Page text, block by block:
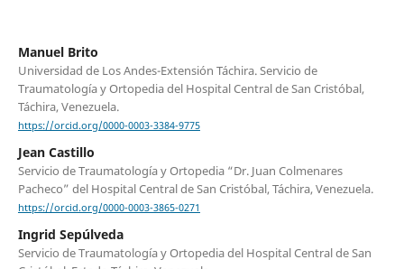
Manuel Brito
Universidad de Los Andes-Extensión Táchira. Servicio de
Traumatología y Ortopedia del Hospital Central de San Cristóbal,
Táchira, Venezuela.
https://orcid.org/0000-0003-3384-9775
Jean Castillo
Servicio de Traumatología y Ortopedia “Dr. Juan Colmenares
Pacheco” del Hospital Central de San Cristóbal, Táchira, Venezuela.
https://orcid.org/0000-0003-3865-0271
Ingrid Sepúlveda
Servicio de Traumatología y Ortopedia del Hospital Central de San